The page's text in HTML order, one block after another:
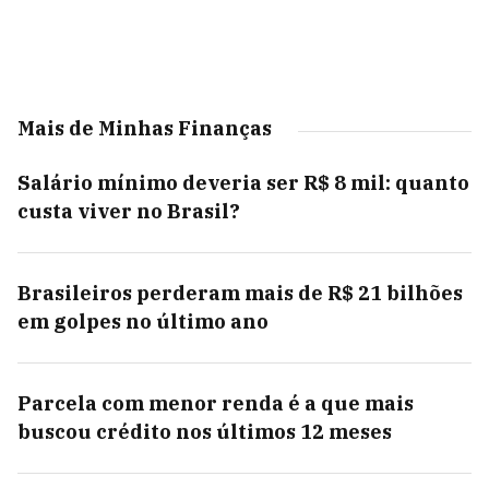
Mais de Minhas Finanças
Salário mínimo deveria ser R$ 8 mil: quanto
custa viver no Brasil?
Brasileiros perderam mais de R$ 21 bilhões
em golpes no último ano
Parcela com menor renda é a que mais
buscou crédito nos últimos 12 meses